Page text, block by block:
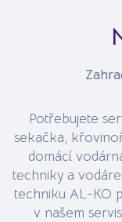
Potřebujete
sekačka,
domácí
techniky a
techniku AL-KO
v našem